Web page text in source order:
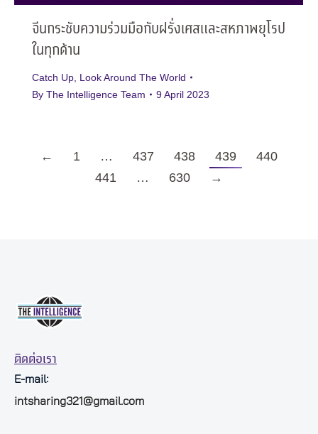
จีนกระชับความร่วมมือกับฝรั่งเศสและสหภาพยุโรป
ในทุกด้าน
Catch Up Look Around The World
By The Intelligence Team 9 April 2023
← 1 … 437 438 439
440
441
… 630 →
ติดต่อเรา
E-mail:
intsharing321@gmail.com